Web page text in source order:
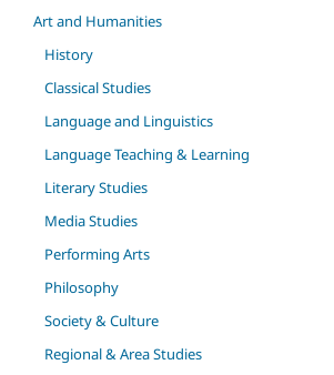
Art and Humanities
History
Classical Studies
Language and Linguistics
Language Teaching & Learning
Literary Studies
Media Studies
Performing Arts
Philosophy
Society & Culture
Regional & Area Studies